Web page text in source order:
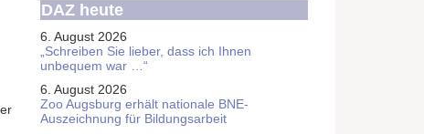
DAZ heute
6. August 2026
„Schreiben Sie lieber, dass ich Ihnen
unbequem war …“
6. August 2026
Zoo Augsburg erhält nationale BNE-
Auszeichnung für Bildungsarbeit